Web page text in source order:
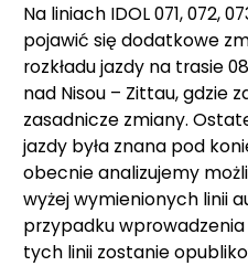
Na liniach IDOL 071, 072,
pojawić się dodatkowe
rozkładu jazdy na trasie
nad Nisou – Zittau, gdzie
zasadnicze zmiany.
jazdy była znana pod
obecnie analizujemy
wyżej wymienionych linii
przypadku
tych linii zostanie